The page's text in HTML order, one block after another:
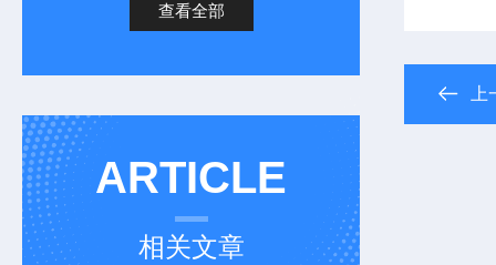
查看全部
ARTICLE
相关文章